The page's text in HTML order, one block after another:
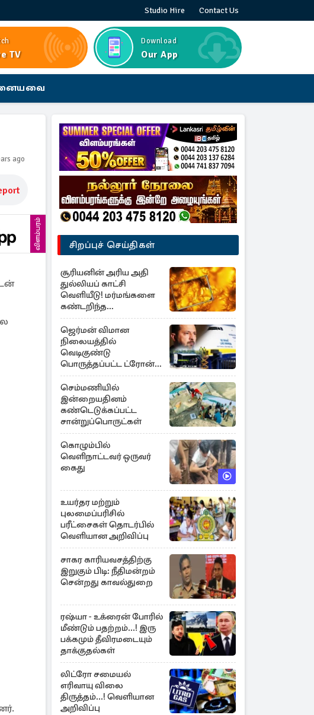
Studio Hire Contact Us
TV
Download
Our App
ago
விளம்பரம் சிறப்புச் செய்திகள்
சூரியனின் அரிய அதி
துல்லியப் காட்சி
வெளியீடு! மர்மங்களை
கண்டறிந்த
விஞ்ஞானிகள்
ஜெர்மன் விமான
நிலையத்தில்
வெடிகுண்டு
பொருத்தப்பட்ட ட்ரோன்!
தப்பியது உக்ரைன்
விமானம்
செம்மணியில்
இன்றையதினம்
கண்டெடுக்கப்பட்ட
சான்றுப்பொருட்கள்
கொழும்பில்
வெளிநாட்டவர் ஒருவர்
கைது
உயர்தர மற்றும்
புலமைப்பரிசில்
பரீட்சைகள் தொடர்பில்
வெளியான அறிவிப்பு
சாகர காரியவசத்திற்கு
இறுகும் பிடி: நீதிமன்றம்
சென்றது காவல்துறை
ரஷ்யா - உக்ரைன் போரில்
மீண்டும் பதற்றம்...! இரு
பக்கமும் தீவிரமடையும்
தாக்குதல்கள்
லிட்ரோ சமையல்
எரிவாயு விலை
திருத்தம்...! வெளியான
அறிவிப்பு